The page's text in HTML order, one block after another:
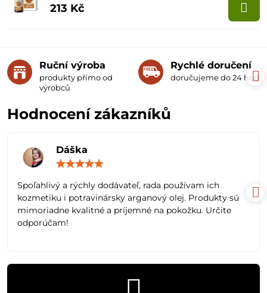
213 Kč
Ruční výroba
produkty přímo od
výrobců
Rychlé doručení
doručujeme do 24 hodin
Hodnocení zákazníků
Dáška
5
Spoľahlivý a rýchly dodávateľ, rada používam ich
kozmetiku i potravinársky arganový olej. Produkty sú
mimoriadne kvalitné a príjemné na pokožku. Určite
odporúčam!